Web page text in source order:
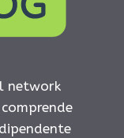
network